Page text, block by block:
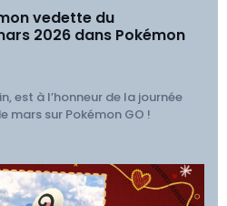
vedette du
2026 dans Pokémon
est à l’honneur de la journée
mars sur Pokémon GO !